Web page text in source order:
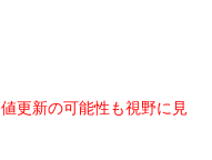
更新の可能性も視野に見